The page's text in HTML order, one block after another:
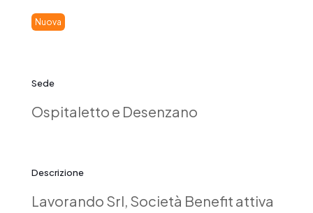
Nuova
Sede
Ospitaletto e Desenzano
Descrizione
Lavorando Srl, Società Benefit attiva